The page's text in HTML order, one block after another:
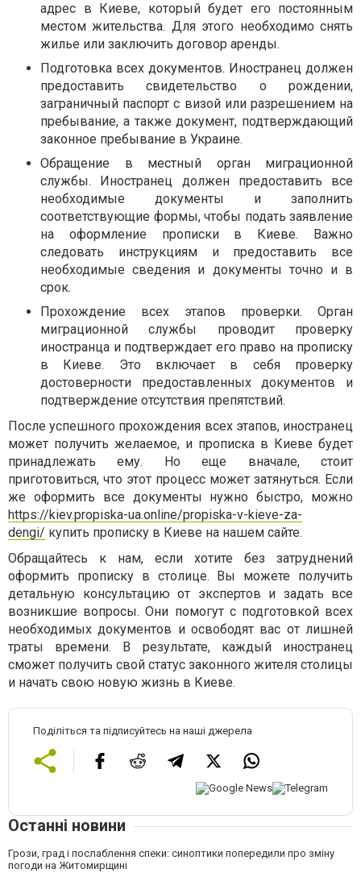
адрес в Киеве, который будет его постоянным
местом жительства. Для этого необходимо снять
жилье или заключить договор аренды.
Подготовка всех документов. Иностранец должен
предоставить свидетельство о рождении,
заграничный паспорт с визой или разрешением на
пребывание, а также документ, подтверждающий
законное пребывание в Украине.
Обращение в местный орган миграционной
службы. Иностранец должен предоставить все
необходимые документы и заполнить
соответствующие формы, чтобы подать заявление
на оформление прописки в Киеве. Важно
следовать инструкциям и предоставить все
необходимые сведения и документы точно и в
срок.
Прохождение всех этапов проверки. Орган
миграционной службы проводит проверку
иностранца и подтверждает его право на прописку
в Киеве. Это включает в себя проверку
достоверности предоставленных документов и
подтверждение отсутствия препятствий.
После успешного прохождения всех этапов, иностранец
может получить желаемое, и прописка в Киеве будет
принадлежать ему. Но еще вначале, стоит
приготовиться, что этот процесс может затянуться. Если
же оформить все документы нужно быстро, можно
https://kiev.propiska-ua.online/propiska-v-kieve-za-
dengi/ купить прописку в Киеве на нашем сайте.
Обращайтесь к нам, если хотите без затруднений
оформить прописку в столице. Вы можете получить
детальную консультацию от экспертов и задать все
возникшие вопросы. Они помогут с подготовкой всех
необходимых документов и освободят вас от лишней
траты времени. В результате, каждый иностранец
сможет получить свой статус законного жителя столицы
и начать свою новую жизнь в Киеве.
Поділіться та підписуйтесь на наші джерела
Останні новини
Грози, град і послаблення спеки: синоптики попередили про зміну
погоди на Житомирщині